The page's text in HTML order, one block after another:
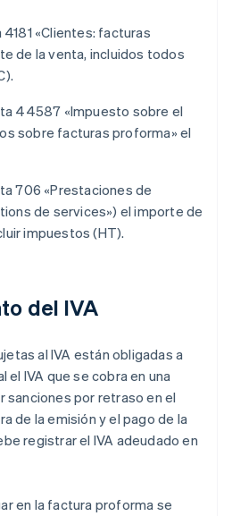
«Clientes: facturas
de la venta, incluidos todos
44587 «Impuesto sobre el
sobre facturas proforma» el
706 «Prestaciones de
de services») el importe de
impuestos (HT).
del IVA
al IVA están obligadas a
el IVA que se cobra en una
sanciones por retraso en el
de la emisión y el pago de la
registrar el IVA adeudado en
en la factura proforma se